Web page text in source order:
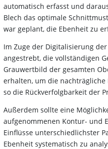
automatisch erfasst und
Blech das optimale
war geplant, die Ebenheit zu
Im Zuge der Digitalisierung
angestrebt, die vollständigen
Grauwertbild der gesamten
erhalten, um die
so die Rückverfolgbarkeit der
Außerdem sollte eine
aufgenommenen Kontur- und
Einflüsse unterschiedlichster
Ebenheit systematisch zu